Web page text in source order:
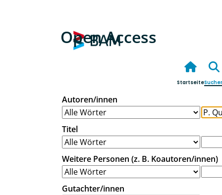
Open Access
Startseite
Autoren/innen
Titel
Weitere Personen (z. B. Koautoren/innen)
Gutachter/innen